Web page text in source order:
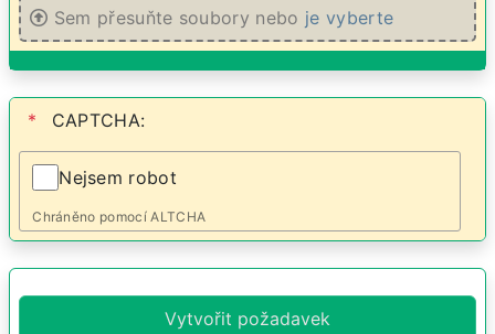
Sem přesuňte soubory nebo je vyberte
* CAPTCHA:
Nejsem robot
Chráněno pomocíALTCHA